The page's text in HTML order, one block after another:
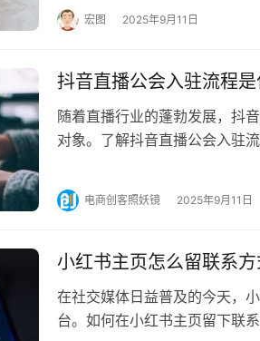
宏图 2025年9月11日
抖音直播公会入驻流程
随着直播行业的蓬勃发展，抖
对象。了解抖音直播公会入驻
电商创客照妖镜 2025年9月11日
小红书主页怎么留联系
在社交媒体日益普及的今天，
台。如何在小红书主页留下联